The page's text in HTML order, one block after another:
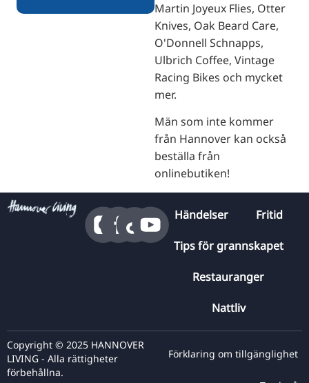
Martin Joyeux Flies, Otter
Knives, Oak Beard Care,
O'Donnell Schnapps,
Ulbrich Coffee, Vintage
Racing Bikes och mycket
mer.
Män som inte kommer
från Hannover kan också
beställa från
onlinebutiken!
Händelser Fritid
Tips för grannskapet
Restauranger
Nattliv
Copyright © 2025 HANNOVER
LIVING - Alla rättigheter
förbehållna.
Förklaring om tillgänglighet